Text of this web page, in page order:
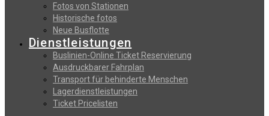
Fotos von Stationen
Historische fotos
Neue Busflotte
Dienstleistungen
Buslinien-Online Ticket Reservierung
Αusdruckbarer Fahrplan
Transport für behinderte Menschen
Lagerdienstleistungen
Ticket Pricelisten